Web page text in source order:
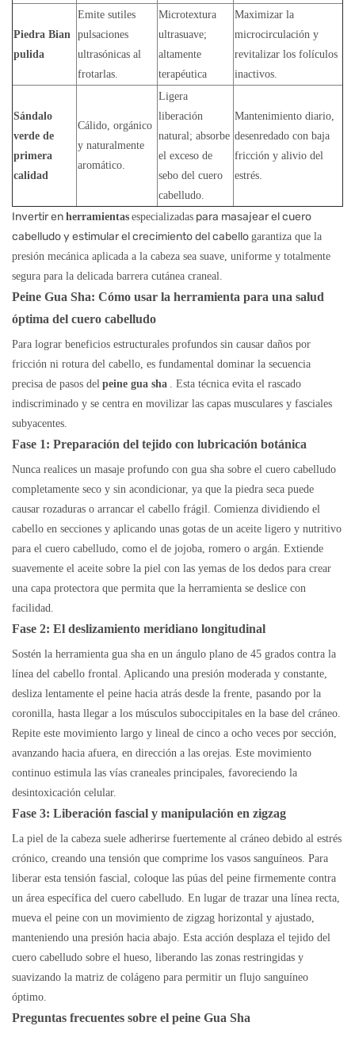
Piedra Bian
pulida
Emite sutiles
pulsaciones
ultrasónicas al
frotarlas.
Microtextura
ultrasuave;
altamente
terapéutica
Maximizar la
microcirculación y
revitalizar los folículos
inactivos.
Sándalo
verde de
primera
calidad
Cálido, orgánico
y naturalmente
aromático.
Ligera
liberación
natural; absorbe
el exceso de
sebo del cuero
cabelludo.
Mantenimiento diario,
desenredado con baja
fricción y alivio del
estrés.
Invertir en herramientas especializadas para masajear el cuero
cabelludo y estimular el crecimiento del cabello garantiza que la
presión mecánica aplicada a la cabeza sea suave, uniforme y totalmente
segura para la delicada barrera cutánea craneal.
Peine Gua Sha: Cómo usar la herramienta para una salud
óptima del cuero cabelludo
Para lograr beneficios estructurales profundos sin causar daños por
fricción ni rotura del cabello, es fundamental dominar la secuencia
precisa de pasos del peine gua sha . Esta técnica evita el rascado
indiscriminado y se centra en movilizar las capas musculares y fasciales
subyacentes.
Fase 1: Preparación del tejido con lubricación botánica
Nunca realices un masaje profundo con gua sha sobre el cuero cabelludo
completamente seco y sin acondicionar, ya que la piedra seca puede
causar rozaduras o arrancar el cabello frágil. Comienza dividiendo el
cabello en secciones y aplicando unas gotas de un aceite ligero y nutritivo
para el cuero cabelludo, como el de jojoba, romero o argán. Extiende
suavemente el aceite sobre la piel con las yemas de los dedos para crear
una capa protectora que permita que la herramienta se deslice con
facilidad.
Fase 2: El deslizamiento meridiano longitudinal
Sostén la herramienta gua sha en un ángulo plano de 45 grados contra la
línea del cabello frontal. Aplicando una presión moderada y constante,
desliza lentamente el peine hacia atrás desde la frente, pasando por la
coronilla, hasta llegar a los músculos suboccipitales en la base del cráneo.
Repite este movimiento largo y lineal de cinco a ocho veces por sección,
avanzando hacia afuera, en dirección a las orejas. Este movimiento
continuo estimula las vías craneales principales, favoreciendo la
desintoxicación celular.
Fase 3: Liberación fascial y manipulación en zigzag
La piel de la cabeza suele adherirse fuertemente al cráneo debido al estrés
crónico, creando una tensión que comprime los vasos sanguíneos. Para
liberar esta tensión fascial, coloque las púas del peine firmemente contra
un área específica del cuero cabelludo. En lugar de trazar una línea recta,
mueva el peine con un movimiento de zigzag horizontal y ajustado,
manteniendo una presión hacia abajo. Esta acción desplaza el tejido del
cuero cabelludo sobre el hueso, liberando las zonas restringidas y
suavizando la matriz de colágeno para permitir un flujo sanguíneo
óptimo.
Preguntas frecuentes sobre el peine Gua Sha